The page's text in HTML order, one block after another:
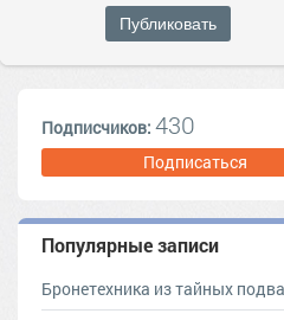
Публиковать
Подписчиков: 430
Подписаться
Популярные записи
Бронетехника из тайных